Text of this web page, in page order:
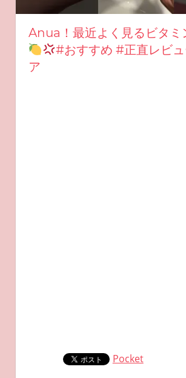
Anua！最近よく見るビタミ
#おすすめ #正直レビ
ア
Pocket